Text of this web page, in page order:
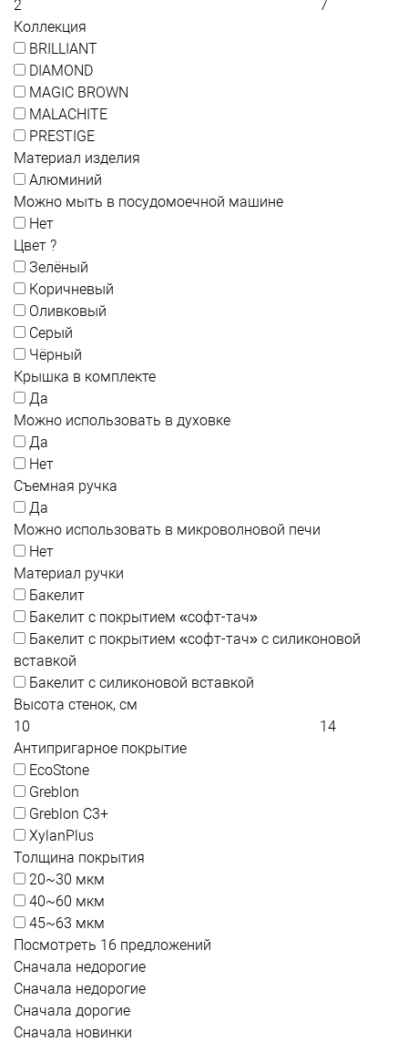
Коллекция
BRILLIANT
DIAMOND
MAGIC BROWN
MALACHITE
PRESTIGE
Материал изделия
Алюминий
Можно мыть в посудомоечной машине
Нет
Цвет ?
Зелёный
Коричневый
Оливковый
Серый
Чёрный
Крышка в комплекте
Да
Можно использовать в духовке
Да
Нет
Съемная ручка
Да
Можно использовать в микроволновой печи
Нет
Материал ручки
Бакелит
Бакелит с покрытием «софт-тач»
Бакелит с покрытием «софт-тач» с силиконовой
вставкой
Бакелит с силиконовой вставкой
Высота стенок, см
Антипригарное покрытие
EcoStone
Greblon
Greblon C3+
XylanPlus
Толщина покрытия
20~30 мкм
40~60 мкм
45~63 мкм
Посмотреть 16 предложений
Сначала недорогие
Сначала недорогие
Сначала дорогие
Сначала новинки